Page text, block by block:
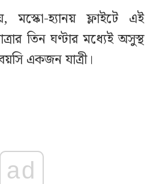
মস্কো-হ্যানয় ফ্লাইটে এই
তিন ঘণ্টার মধ্যেই অসুস্থ
একজন যাত্রী।
ad